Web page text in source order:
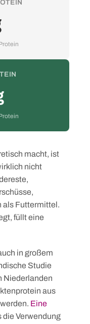
macht, ist
nicht
als Futtermittel.
füllt eine
in großem
Studie
Niederlanden
aus
Eine
die Verwendung